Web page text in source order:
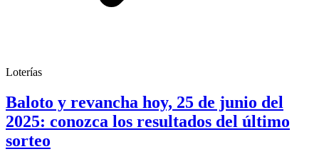
Loterías
Baloto y revancha hoy, 25 de junio del
2025: conozca los resultados del último
sorteo